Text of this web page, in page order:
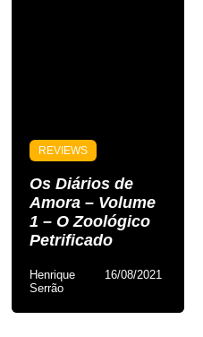
REVIEWS
Os Diários de
Amora – Volume
1 – O Zoológico
Petrificado
Henrique
Serrão
16/08/2021